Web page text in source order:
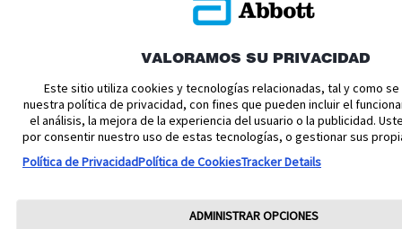
VALORAMOS SU PRIVACIDAD
Este sitio utiliza cookies y tecnologías relacionadas, tal y como
nuestra política de privacidad, con fines que pueden incluir el
el análisis, la mejora de la experiencia del usuario o la publicidad.
por consentir nuestro uso de estas tecnologías, o gestionar sus
Política de PrivacidadPolítica de CookiesTracker Details
ADMINISTRAR OPCIONES